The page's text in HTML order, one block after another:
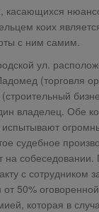
касающихся
коих
с ним самим.
ул.
(торговля
владелец. Обе
судебное
на
с сотрудником
от 50%
которая в